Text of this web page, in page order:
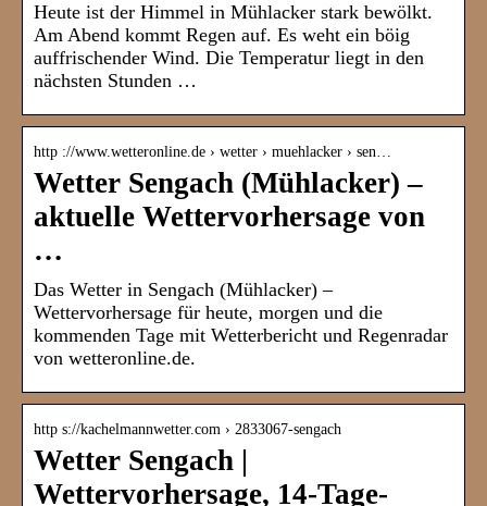
Heute ist der Himmel in Mühlacker stark bewölkt.
Am Abend kommt Regen auf. Es weht ein böig
auffrischender Wind. Die Temperatur liegt in den
nächsten Stunden …
http ://www.wetteronline.de › wetter › muehlacker › sen…
Wetter Sengach (Mühlacker) –
aktuelle Wettervorhersage von
…
Das Wetter in Sengach (Mühlacker) –
Wettervorhersage für heute, morgen und die
kommenden Tage mit Wetterbericht und Regenradar
von wetteronline.de.
http s://kachelmannwetter.com › 2833067-sengach
Wetter Sengach |
Wettervorhersage, 14-Tage-